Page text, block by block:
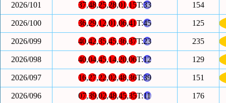
2026/101 37,48,25,28,01,15T:33 154
2026/100 36,29,12,01,06,41T:45 125
2026/099 40,42,35,45,36,37T:23 235
2026/098 40,04,45,14,20,06T:12 129
2026/097 16,27,22,02,48,36T:39 151
2026/096 07,39,02,48,45,35T:11 176